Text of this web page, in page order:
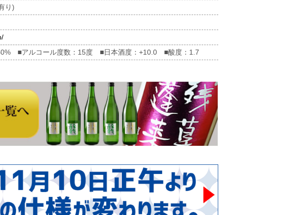
り)
■アルコール度数：15度 ■日本酒度：+10.0 ■酸度：1.7